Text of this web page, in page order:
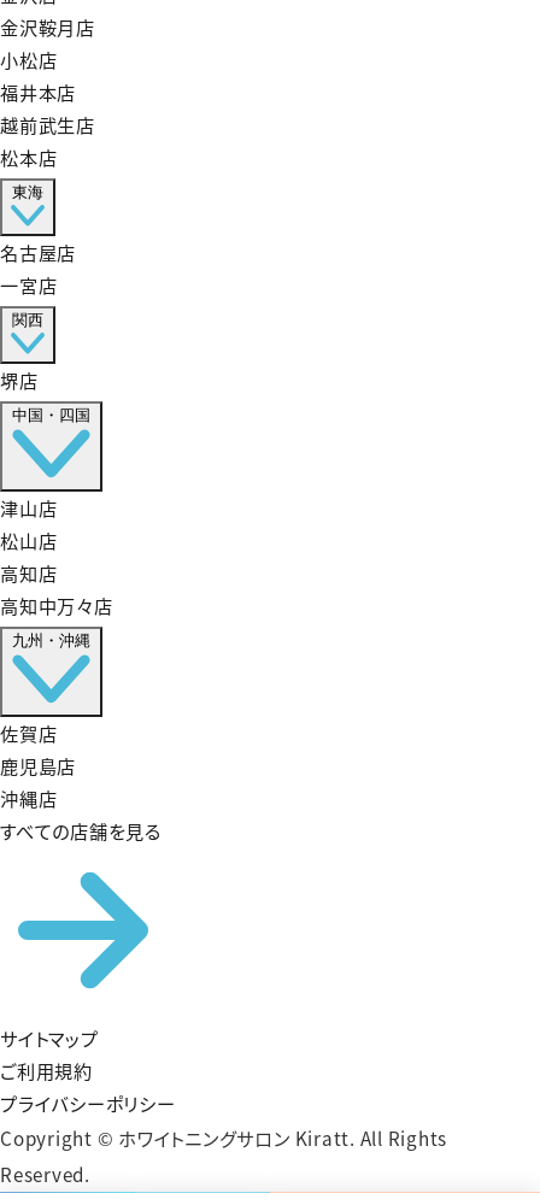
金沢鞍月店
小松店
福井本店
越前武生店
松本店
東海
名古屋店
一宮店
関西
堺店
中国・四国
津山店
松山店
高知店
高知中万々店
九州・沖縄
佐賀店
鹿児島店
沖縄店
すべての店舗を見る
サイトマップ
ご利用規約
プライバシーポリシー
Copyright © ホワイトニングサロン Kiratt. All Rights
Reserved.